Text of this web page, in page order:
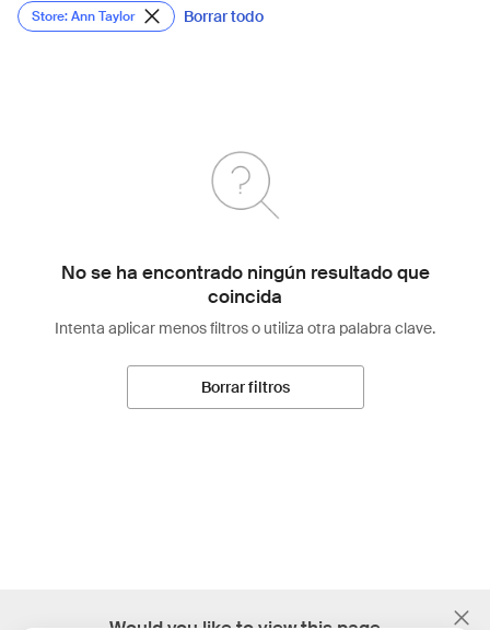
Store: Ann Taylor Borrar todo
No se ha encontrado ningún resultado que
coincida
Intenta aplicar menos filtros o utiliza otra palabra clave.
Borrar filtros